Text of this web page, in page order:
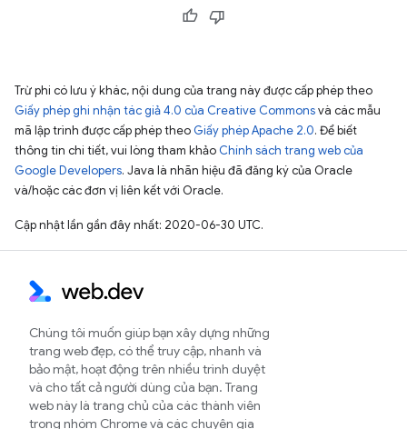
Trừ phi có lưu ý khác, nội dung của trang này được cấp phép theo
Giấy phép ghi nhận tác giả 4.0 của Creative Commonsvà các mẫu
mã lập trình được cấp phép theo Giấy phép Apache 2.0. Để biết
thông tin chi tiết, vui lòng tham khảo Chính sách trang web của
Google Developers. Java là nhãn hiệu đã đăng ký của Oracle
và/hoặc các đơn vị liên kết với Oracle.
Cập nhật lần gần đây nhất: 2020-06-30 UTC.
Chúng tôi muốn giúp bạn xây dựng những
trang web đẹp, có thể truy cập, nhanh và
bảo mật, hoạt động trên nhiều trình duyệt
và cho tất cả người dùng của bạn. Trang
web này là trang chủ của các thành viên
trong nhóm Chrome và các chuyên gia